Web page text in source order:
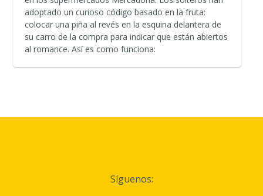
adoptado un curioso código basado en la fruta:
colocar una piña al revés en la esquina delantera de
su carro de la compra para indicar que están abiertos
al romance. Así es como funciona:
Síguenos: